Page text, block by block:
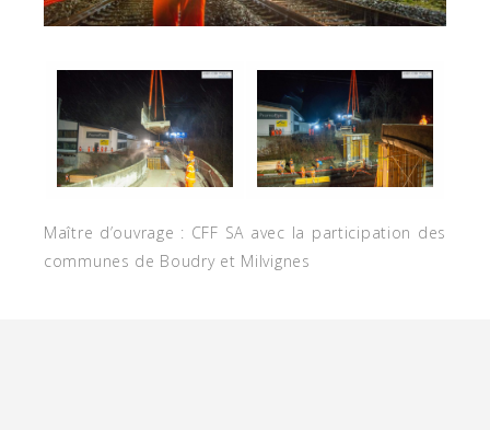
Maître d’ouvrage : CFF SA avec la participation des
communes de Boudry et Milvignes